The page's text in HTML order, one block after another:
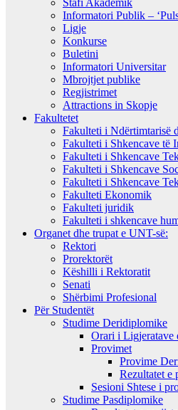
Informatori Publik –
Ligje
Konkurse
Buletini
Informatori Universitar
Mbrojtjet publike
Regjistrimet
Attractions in Skopje
Fakultetet
Fakulteti i Ndërtimtarisë
Fakulteti i Shkencave të
Fakulteti i Shkencave
Fakulteti i Shkencave
Fakulteti i Shkencave
Fakulteti Ekonomik
Fakulteti juridik
Fakulteti i shkencave
Organet dhe trupat e UNT-së:
Rektori
Prorektorët
Këshilli i Rektoratit
Senati
Shërbimi Profesional
Për Studentët
Studime Deridiplomike
Orari i Ligjeratave
Provimet
Provime
Rezultatet e
Sesioni Shtese i
Studime Pasdiplomike